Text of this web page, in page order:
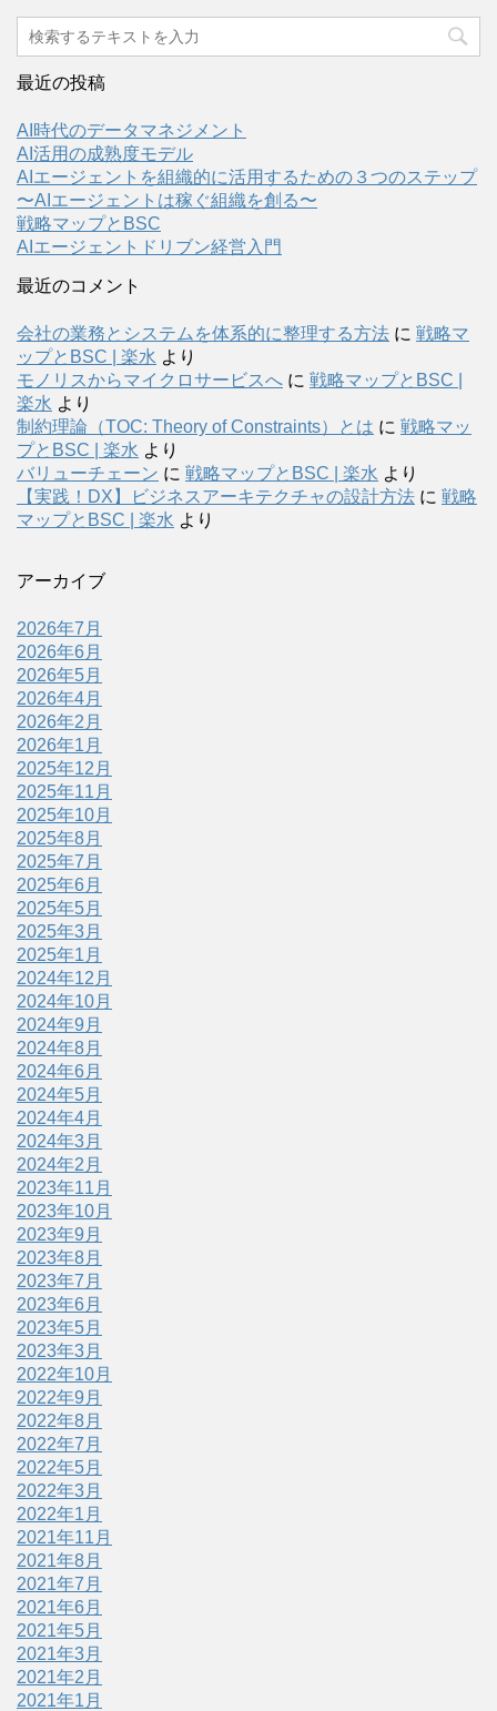
最近の投稿
AI時代のデータマネジメント
AI活用の成熟度モデル
AIエージェントを組織的に活用するための３つのステップ
〜AIエージェントは稼ぐ組織を創る〜
戦略マップとBSC
AIエージェントドリブン経営入門
最近のコメント
会社の業務とシステムを体系的に整理する方法 に 戦略マ
ップとBSC | 楽水 より
モノリスからマイクロサービスへ に 戦略マップとBSC |
楽水 より
制約理論（TOC: Theory of Constraints）とは に 戦略マッ
プとBSC | 楽水 より
バリューチェーン に 戦略マップとBSC | 楽水 より
【実践！DX】ビジネスアーキテクチャの設計方法 に 戦略
マップとBSC | 楽水 より
アーカイブ
2026年7月
2026年6月
2026年5月
2026年4月
2026年2月
2026年1月
2025年12月
2025年11月
2025年10月
2025年8月
2025年7月
2025年6月
2025年5月
2025年3月
2025年1月
2024年12月
2024年10月
2024年9月
2024年8月
2024年6月
2024年5月
2024年4月
2024年3月
2024年2月
2023年11月
2023年10月
2023年9月
2023年8月
2023年7月
2023年6月
2023年5月
2023年3月
2022年10月
2022年9月
2022年8月
2022年7月
2022年5月
2022年3月
2022年1月
2021年11月
2021年8月
2021年7月
2021年6月
2021年5月
2021年3月
2021年2月
2021年1月